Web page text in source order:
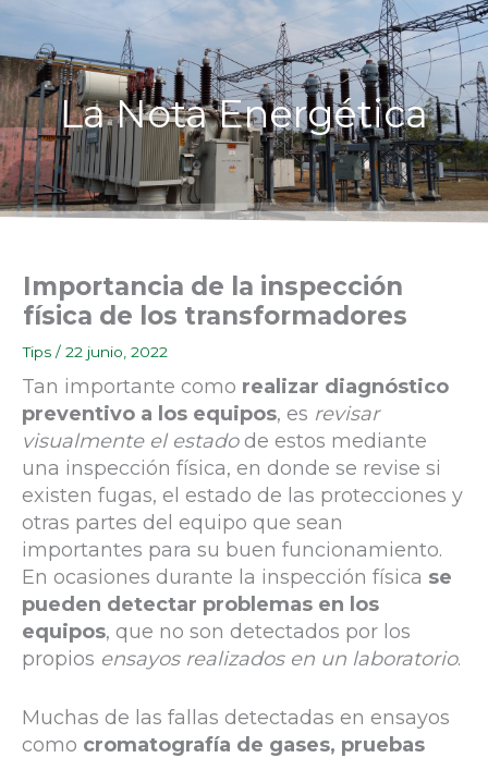
Ir
contenido
La Nota Energética
Importancia de la inspección
física de los transformadores
Tips /22 junio, 2022
Tan importante como realizar diagnóstico
preventivo a los equipos, es revisar
visualmente el estadode estos mediante
una inspección física, en donde se revise si
existen fugas, el estado de las protecciones y
otras partes del equipo que sean
importantes para su buen funcionamiento.
En ocasiones durante la inspección física se
pueden detectar problemas en los
equipos, que no son detectados por los
propios ensayos realizados en un laboratorio.
Muchas de las fallas detectadas en ensayos
como cromatografía de gases, pruebas